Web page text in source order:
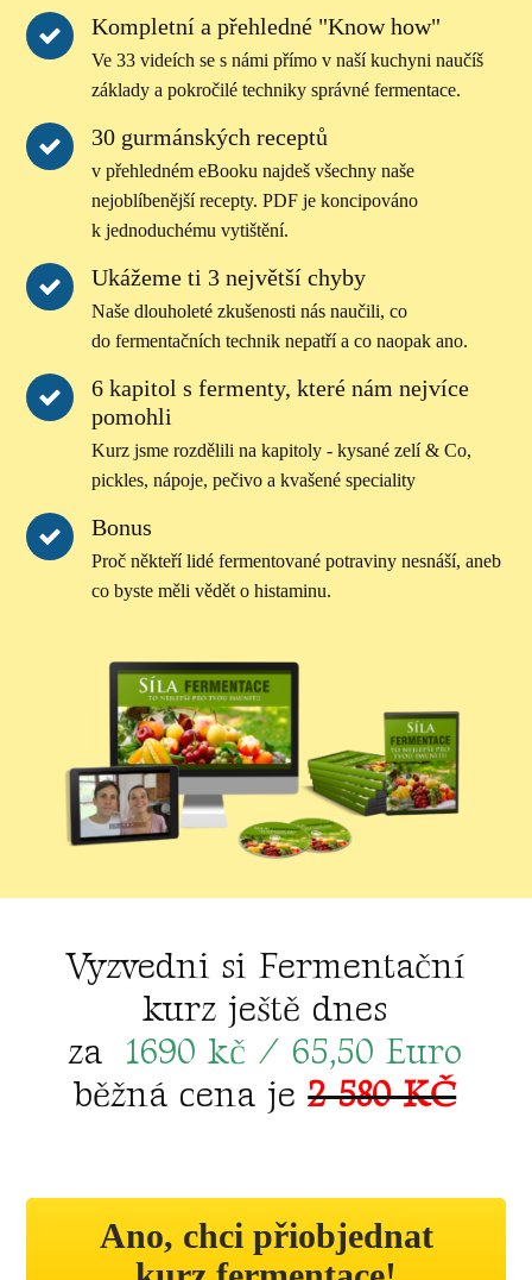
Kompletní a přehledné "Know how"
Ve 33 videích se s námi přímo v naší kuchyni naučíš
základy a pokročilé techniky správné fermentace.
30 gurmánských receptů
v přehledném eBooku najdeš všechny naše
nejoblíbenější recepty. PDF je koncipováno
k jednoduchému vytištění.
Ukážeme ti 3 největší chyby
Naše dlouholeté zkušenosti nás naučili, co
do fermentačních technik nepatří a co naopak ano.
6 kapitol s fermenty, které nám nejvíce
pomohli
Kurz jsme rozdělili na kapitoly - kysané zelí & Co,
pickles, nápoje, pečivo a kvašené speciality
Bonus
Proč někteří lidé fermentované potraviny nesnáší, aneb
co byste měli vědět o histaminu.
Vyzvedni si Fermentační
kurz ještě dnes
za 1690 kč / 65,50 Euro
běžná cena je2 580 KČ
Ano, chci přiobjednat